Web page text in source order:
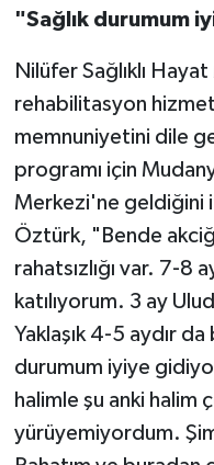
"Sağlık durumum
Nilüfer Sağlıklı
rehabilitasyon
memnuniyetini dile
programı için
Merkezi'ne geldiğini
Öztürk, "Bende
rahatsızlığı var. 7-8
katılıyorum. 3 ay
Yaklaşık 4-5 aydır
durumum iyiye
halimle şu anki halim
yürüyemiyordum.